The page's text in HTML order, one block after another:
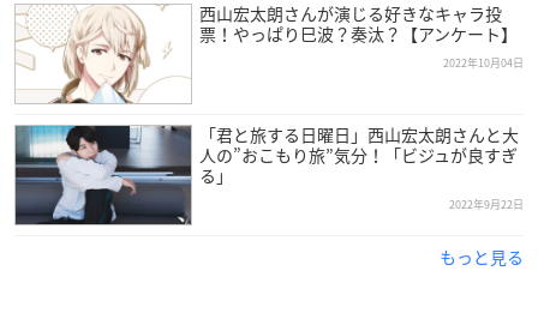
西山宏太朗さんが演じる好きなキャラ投
票！やっぱり巳波？奏汰？【アンケート】
2022年10月04日
「君と旅する日曜日」西山宏太朗さんと大
人の”おこもり旅”気分！「ビジュが良すぎ
る」
2022年9月22日
もっと見る